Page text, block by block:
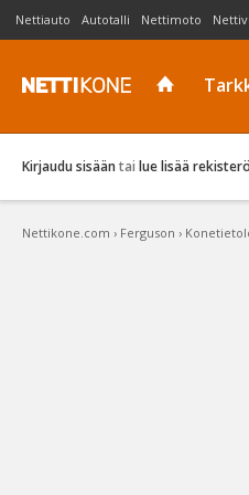
Nettiauto Autotalli Nettimoto
Kirjaudu sisään tai lue lisää
Nettikone.com › Ferguson ›